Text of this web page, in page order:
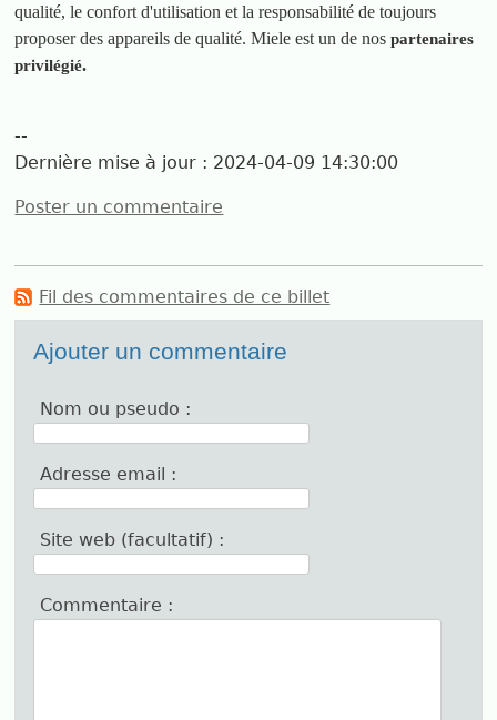
qualité, le confort d'utilisation et la responsabilité de toujours
proposer des appareils de qualité. Miele est un de nospartenaires
privilégié.
--
Dernière mise à jour : 2024-04-09 14:30:00
Poster un commentaire
Fil des commentaires de ce billet
Ajouter un commentaire
Nom ou pseudo :
Adresse email :
Site web (facultatif) :
Commentaire :